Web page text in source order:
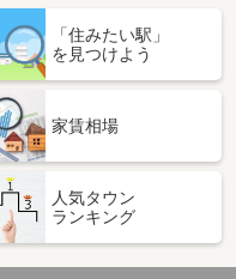
「住みたい駅」
を見つけよう
家賃相場
人気タウン
ランキング